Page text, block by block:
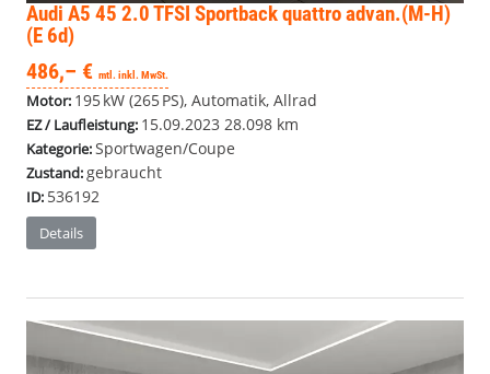
Audi A5 45 2.0 TFSI Sportback quattro advan.(M-H)
(E 6d)
486,– € mtl. inkl. MwSt.
Motor: 195 kW (265 PS), Automatik, Allrad
EZ / Laufleistung: 15.09.2023 28.098 km
Kategorie:Sportwagen/Coupe
Zustand:gebraucht
ID: 536192
Details